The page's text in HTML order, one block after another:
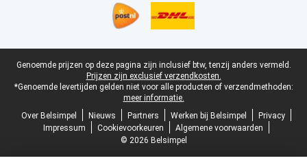
Juridische voettekst
Genoemde prijzen op deze pagina zijn inclusief btw, tenzij anders vermeld.
Prijzen zijn exclusief verzendkosten.
*Genoemde levertijden gelden niet voor alle producten of verzendmethoden:
meer informatie.
Over Belsimpel
Nieuws Partners Werken bij Belsimpel
Privacy
Impressum
Cookievoorkeuren
Algemene voorwaarden
© 2026 Belsimpel